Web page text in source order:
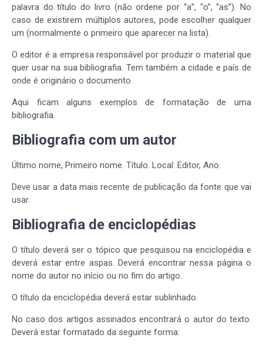
palavra do título do livro (não ordene por “a”, “o”, “as”). No
caso de existirem múltiplos autores, pode escolher qualquer
um (normalmente o primeiro que aparecer na lista).
O editor é a empresa responsável por produzir o material que
quer usar na sua bibliografia. Tem também a cidade e país de
onde é originário o documento.
Aqui ficam alguns exemplos de formatação de uma
bibliografia.
Bibliografia com um autor
Último nome, Primeiro nome. Título. Local: Editor, Ano.
Deve usar a data mais recente de publicação da fonte que vai
usar.
Bibliografia de enciclopédias
O título deverá ser o tópico que pesquisou na enciclopédia e
deverá estar entre aspas. Deverá encontrar nessa página o
nome do autor no início ou no fim do artigo.
O título da enciclopédia deverá estar sublinhado.
No caso dos artigos assinados encontrará o autor do texto.
Deverá estar formatado da seguinte forma: